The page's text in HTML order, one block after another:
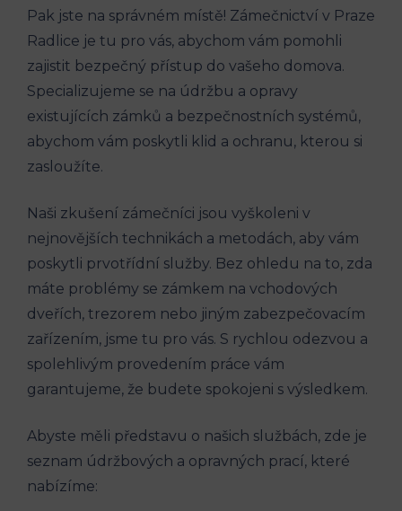
Pak jste na správném místě! Zámečnictví v Praze
Radlice je tu pro vás, abychom vám pomohli
zajistit bezpečný přístup do vašeho domova.
Specializujeme se na údržbu a opravy
existujících zámků a bezpečnostních systémů,
abychom vám poskytli klid a ochranu, kterou si
zasloužíte.
Naši zkušení zámečníci jsou vyškoleni v
nejnovějších technikách a metodách, aby vám
poskytli prvotřídní služby. Bez ohledu na to, zda
máte problémy se zámkem na vchodových
dveřích, trezorem nebo jiným zabezpečovacím
zařízením, jsme tu pro vás. S rychlou odezvou a
spolehlivým provedením práce vám
garantujeme, že budete spokojeni s výsledkem.
Abyste měli představu o našich službách, zde je
seznam údržbových a opravných prací, které
nabízíme: